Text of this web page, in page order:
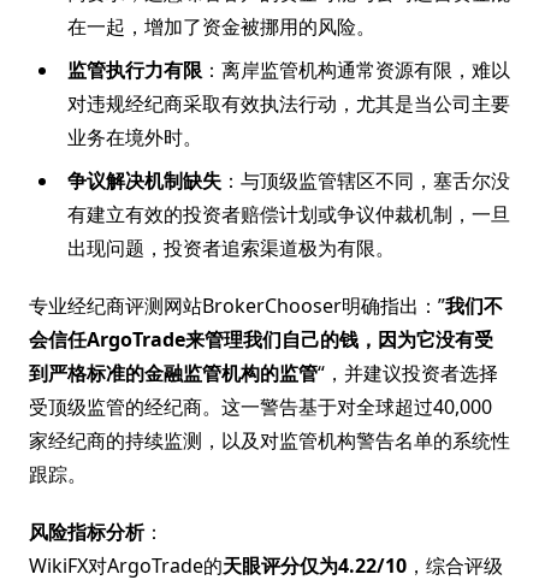
在一起，增加了资金被挪用的风险。
监管执行力有限 ：离岸监管机构通常资源有限，难以
对违规经纪商采取有效执法行动，尤其是当公司主要
业务在境外时。
争议解决机制缺失 ：与顶级监管辖区不同，塞舌尔没
有建立有效的投资者赔偿计划或争议仲裁机制，一旦
出现问题，投资者追索渠道极为有限。
专业经纪商评测网站BrokerChooser明确指出：”我们不
会信任ArgoTrade来管理我们自己的钱，因为它没有受
到严格标准的金融监管机构的监管“，并建议投资者选择
受顶级监管的经纪商。这一警告基于对全球超过40,000
家经纪商的持续监测，以及对监管机构警告名单的系统性
跟踪。
风险指标分析：
WikiFX对ArgoTrade的天眼评分仅为4.22/10 ，综合评级